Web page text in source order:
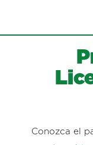
Conozca el